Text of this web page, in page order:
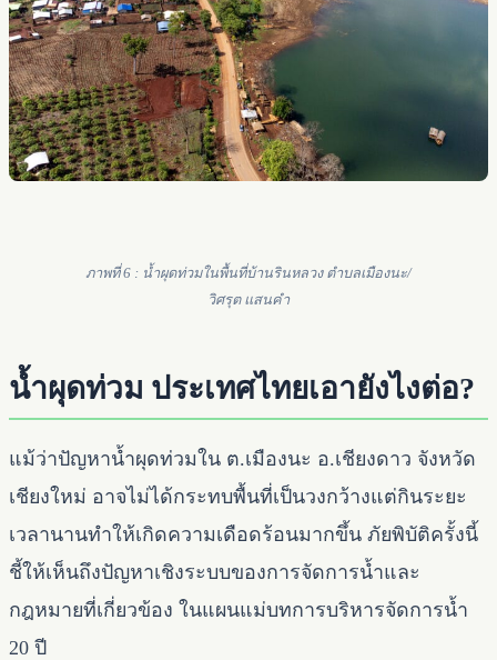
ภาพที่ 6 : น้ำผุดท่วมในพื้นที่บ้านรินหลวง ตำบลเมืองนะ/
วิศรุต แสนคำ
น้ำผุดท่วม ประเทศไทยเอายังไงต่อ?
แม้ว่าปัญหาน้ำผุดท่วมใน ต.เมืองนะ อ.เชียงดาว จังหวัด
เชียงใหม่ อาจไม่ได้กระทบพื้นที่เป็นวงกว้างแต่กินระยะ
เวลานานทำให้เกิดความเดือดร้อนมากขึ้น ภัยพิบัติครั้งนี้
ชี้ให้เห็นถึงปัญหาเชิงระบบของการจัดการน้ำและ
กฎหมายที่เกี่ยวข้อง ในแผนแม่บทการบริหารจัดการน้ำ
20 ปี